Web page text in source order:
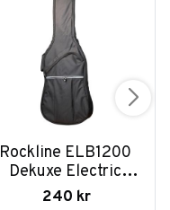
Rockline ELB1200
Dekuxe Electric
Bass Bag
240 kr